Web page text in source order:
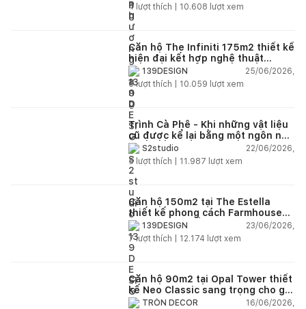
4 lượt thích | 10.608 lượt xem
Căn hộ The Infiniti 175m2 thiết kế
hiện đại kết hợp nghệ thuật
Modern Art đầy cảm xúc
139DESIGN
25/06/2026,
6lượt thích | 10.059 lượt xem
Trình Cà Phê - Khi những vật liệu
cũ được kể lại bằng một ngôn ngữ
thiết kế mới
S2studio
22/06/2026,
5 lượt thích | 11.987 lượt xem
Căn hộ 150m2 tại The Estella
thiết kế phong cách Farmhouse
thanh lịch và ấm áp
139DESIGN
23/06/2026,
7lượt thích | 12.174 lượt xem
Căn hộ 90m2 tại Opal Tower thiết
kế Neo Classic sang trọng cho gia
đình trẻ
TRÒN DECOR
16/06/2026,